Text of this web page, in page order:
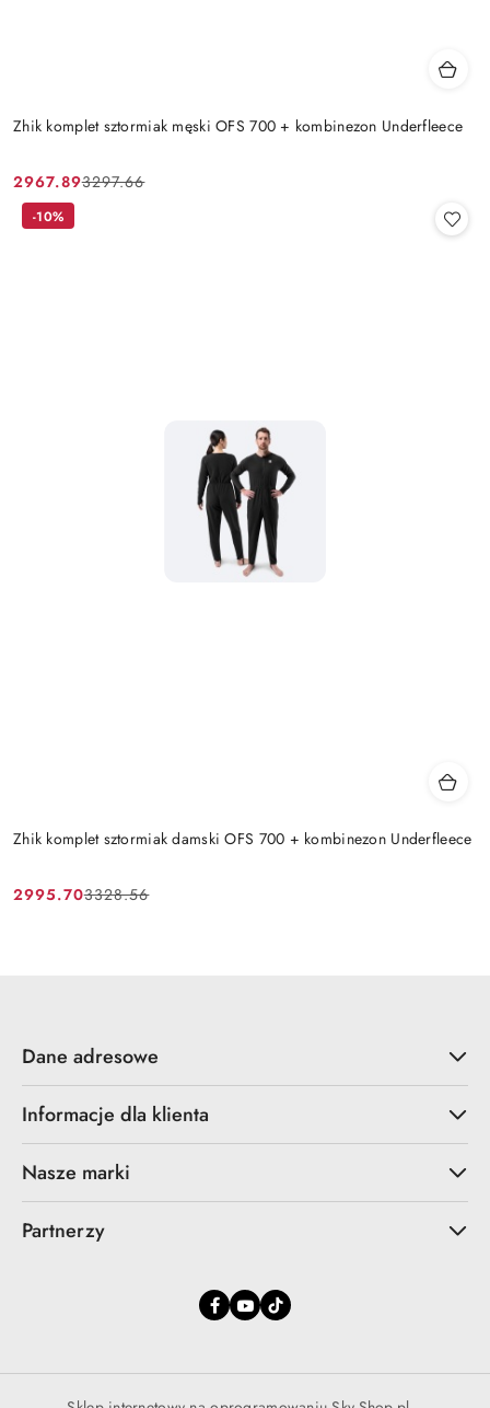
Zhik komplet sztormiak męski OFS 700 + kombinezon Underfleece
Cena
promocyjna:
2967.89
Cena
przed
3297.66
Zhik komplet sztormiak damski OFS 700 + kombinezon Underfleece
Cena
2995.70
Cena
3328.56
-10%
Dane adresowe
Informacje dla klienta
Nasze marki
Partnerzy